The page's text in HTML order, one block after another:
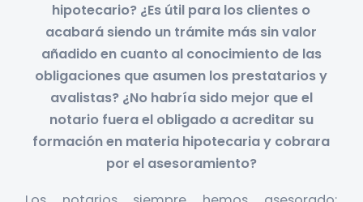
hipotecario? ¿Es útil para los clientes o
acabará siendo un trámite más sin valor
añadido en cuanto al conocimiento de las
obligaciones que asumen los prestatarios y
avalistas? ¿No habría sido mejor que el
notario fuera el obligado a acreditar su
formación en materia hipotecaria y cobrara
por el asesoramiento?